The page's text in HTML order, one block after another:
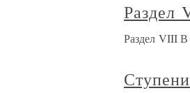
Раздел
Раздел VIII В